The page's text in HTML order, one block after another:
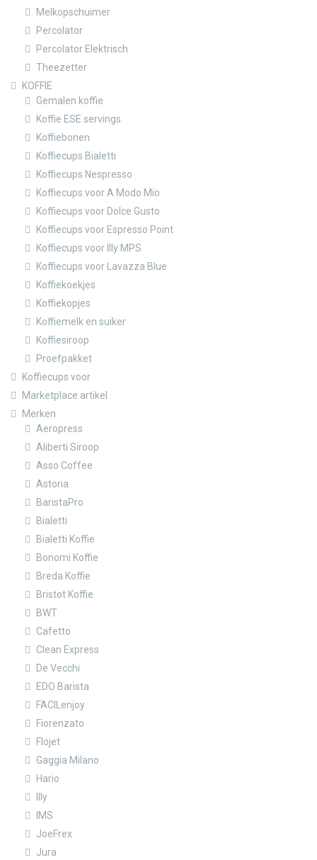
Melkopschuimer
Percolator
Percolator Elektrisch
Theezetter
KOFFIE
Gemalen koffie
Koffie ESE servings
Koffiebonen
Koffiecups Bialetti
Koffiecups Nespresso
Koffiecups voor A Modo Mio
Koffiecups voor Dolce Gusto
Koffiecups voor Espresso Point
Koffiecups voor Illy MPS
Koffiecups voor Lavazza Blue
Koffiekoekjes
Koffiekopjes
Koffiemelk en suiker
Koffiesiroop
Proefpakket
Koffiecups voor
Marketplace artikel
Merken
Aeropress
Aliberti Siroop
Asso Coffee
Astoria
BaristaPro
Bialetti
Bialetti Koffie
Bonomi Koffie
Breda Koffie
Bristot Koffie
BWT
Cafetto
Clean Express
De Vecchi
EDO Barista
FACILenjoy
Fiorenzato
Flojet
Gaggia Milano
Hario
Illy
IMS
JoeFrex
Jura